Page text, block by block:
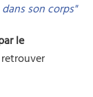
dans son corps"
le